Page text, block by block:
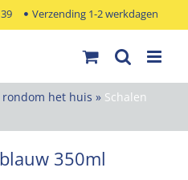
Verzending 1-2 werkdagen
het huis » Schalen
350ml